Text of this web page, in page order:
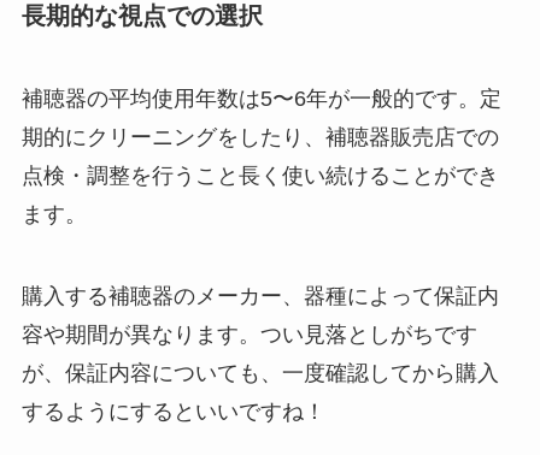
長期的な視点での選択
補聴器の平均使用年数は5〜6年が一般的です。定
期的にクリーニングをしたり、補聴器販売店での
点検・調整を行うこと長く使い続けることができ
ます。
購入する補聴器のメーカー、器種によって保証内
容や期間が異なります。つい見落としがちです
が、保証内容についても、一度確認してから購入
するようにするといいですね！